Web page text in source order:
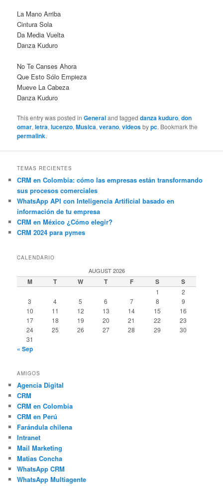
La Mano Arriba
Cintura Sola
Da Media Vuelta
Danza Kuduro
No Te Canses Ahora
Que Esto Sólo Empieza
Mueve La Cabeza
Danza Kuduro
This entry was posted inGeneraland taggeddanza kuduro,don
omar,letra,lucenzo,Musica,verano,videosbypc. Bookmark the
permalink.
TEMAS RECIENTES
CRM en Colombia: cómo las empresas están transformando
sus procesos comerciales
WhatsApp API con Inteligencia Artificial basado en
información de tu empresa
CRM en México ¿Cómo elegir?
CRM 2024 para pymes
CALENDARIO
AUGUST 2026
M T W T F S S
1
2
3
4 5 6 7 8
9
10
11 12 13 14 15
16
17
18 19 20 21 22
23
24
25 26 27 28 29
30
31
« Sep
AMIGOS
Agencia Digital
CRM
CRM en Colombia
CRM en Perú
Farándula chilena
Intranet
Mail Marketing
Matias Concha
WhatsApp CRM
WhatsApp Multiagente